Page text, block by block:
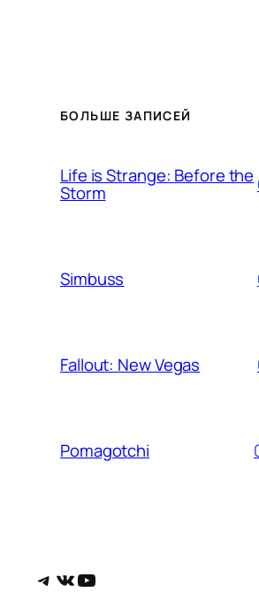
БОЛЬШЕ ЗАПИСЕЙ
Life is Strange: Before the
Storm
Simbuss
Fallout: New Vegas
Pomagotchi
Telegram
ВКонтакте
YouTube